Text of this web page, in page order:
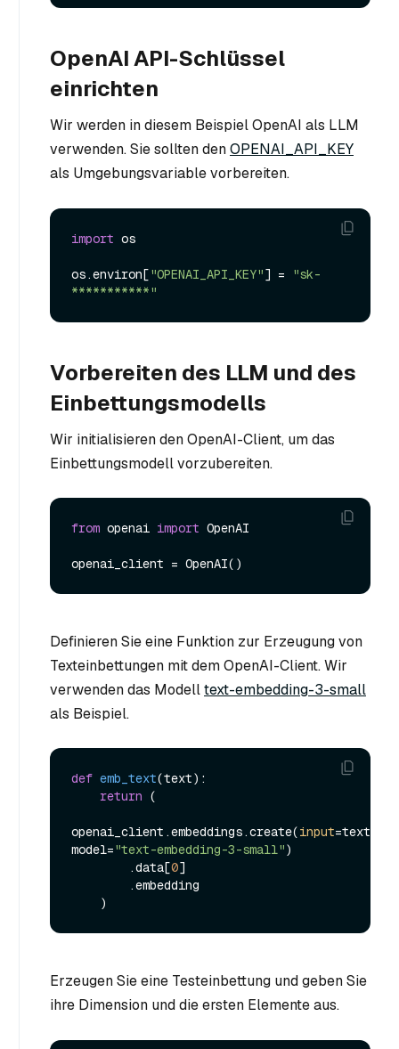
OpenAI API-Schlüssel
einrichten
Wir werden in diesem Beispiel OpenAI als LLM
verwenden. Sie sollten denOPENAI_API_KEY
als Umgebungsvariable vorbereiten.
import os
os.environ["OPENAI_API_KEY"] =
"sk-
***********"
Vorbereiten des LLM und des
Einbettungsmodells
Wir initialisieren den OpenAI-Client, um das
Einbettungsmodell vorzubereiten.
from openai import OpenAI
Definieren Sie eine Funktion zur Erzeugung von
Texteinbettungen mit dem OpenAI-Client. Wir
verwenden das Modelltext-embedding-3-small
als Beispiel.
def emb_text(text):
return (
openai_client.embeddings.create(input=text,
model="text-embedding-3-small")
        .data[
0]
Erzeugen Sie eine Testeinbettung und geben Sie
ihre Dimension und die ersten Elemente aus.